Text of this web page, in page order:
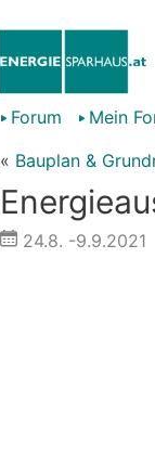
Forum Mein
« Bauplan &
24.8. -9.9.2021